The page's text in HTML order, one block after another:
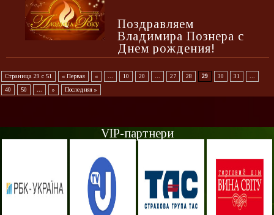
Поздравляем
Владимира Познера с
Днем рождения!
Страница 29 с 51 « Первая « ... 10 20 ... 27 28 29 30 31
...
40
50 ... » Последняя »
VIP-партнери